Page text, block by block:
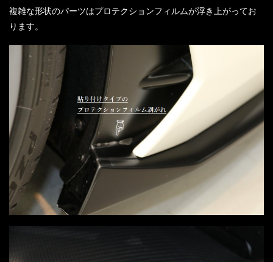
複雑な形状のパーツはプロテクションフィルムが浮き上がってお
ります。